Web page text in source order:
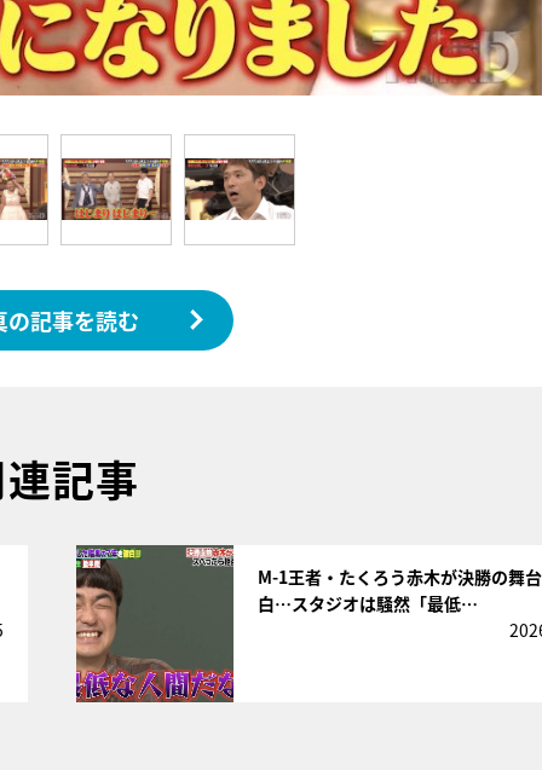
の記事を読む
記事
M-1王者・たくろう赤木が決勝の舞
白…スタジオは騒然「最低…